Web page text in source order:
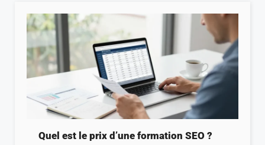
Quel est le prix d’une formation SEO ?